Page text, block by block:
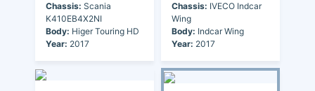
Chassis: Scania
K410EB4X2NI
Body: Higer Touring HD
Year: 2017
Chassis: IVECO Indcar
Wing
Body: Indcar Wing
Year: 2017